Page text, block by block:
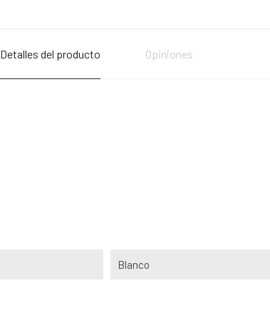
Detalles del producto Opiniones
Blanco